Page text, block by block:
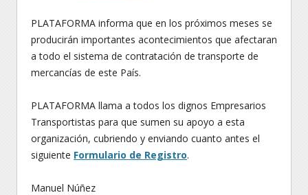
PLATAFORMA informa que en los próximos meses se
producirán importantes acontecimientos que afectaran
a todo el sistema de contratación de transporte de
mercancías de este País.
PLATAFORMA llama a todos los dignos Empresarios
Transportistas para que sumen su apoyo a esta
organización, cubriendo y enviando cuanto antes el
siguiente Formulario de Registro.
Manuel Núñez